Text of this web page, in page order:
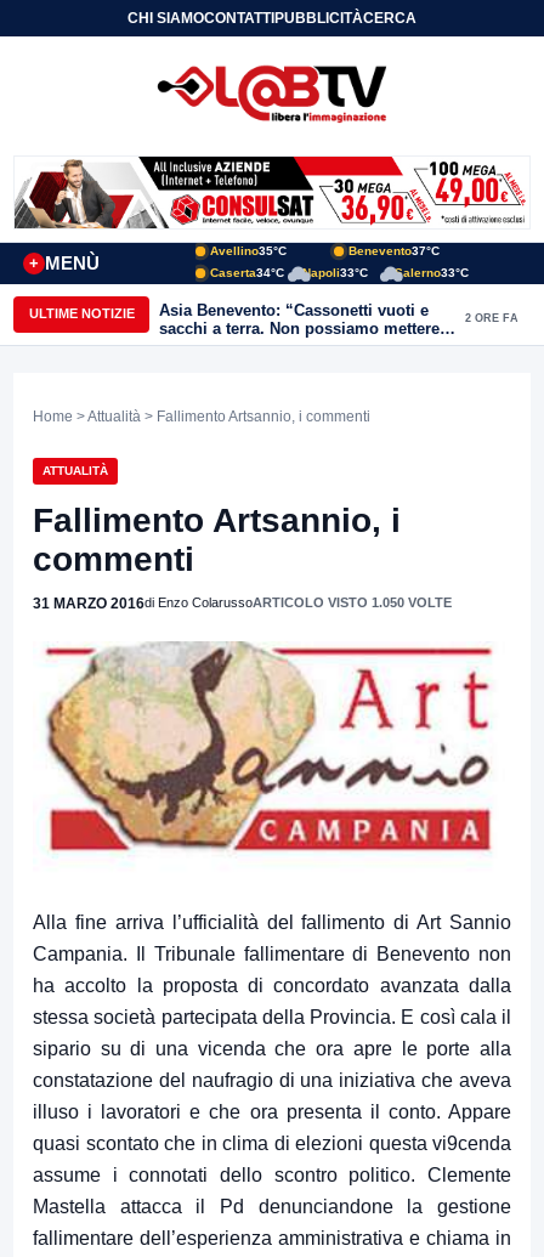
CHI SIAMOCONTATTIPUBBLICITÀCERCA
MENÙ
+
Avellino35°C Benevento37°C
Caserta34°C Napoli33°C Salerno33°C
ULTIME NOTIZIE
Asia Benevento: “Cassonetti vuoti e
sacchi a terra. Non possiamo mettere
una toppa alla mancanza di rispetto”
2 ORE FA
Home >Attualità > Fallimento Artsannio, i commenti
ATTUALITÀ
Fallimento Artsannio, i
commenti
31 MARZO 2016di Enzo ColarussoARTICOLO VISTO 1.050 VOLTE
Alla fine arriva l’ufficialità del fallimento di Art Sannio
Campania. Il Tribunale fallimentare di Benevento non
ha accolto la proposta di concordato avanzata dalla
stessa società partecipata della Provincia. E così cala il
sipario su di una vicenda che ora apre le porte alla
constatazione del naufragio di una iniziativa che aveva
illuso i lavoratori e che ora presenta il conto. Appare
quasi scontato che in clima di elezioni questa vi9cenda
assume i connotati dello scontro politico. Clemente
Mastella attacca il Pd denunciandone la gestione
fallimentare dell’esperienza amministrativa e chiama in